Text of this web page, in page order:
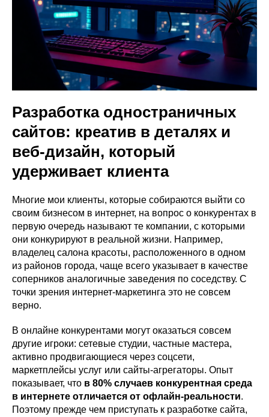
Разработка одностраничных
сайтов: креатив в деталях и
веб-дизайн, который
удерживает клиента
Многие мои клиенты, которые собираются выйти со
своим бизнесом в интернет, на вопрос о конкурентах в
первую очередь называют те компании, с которыми
они конкурируют в реальной жизни. Например,
владелец салона красоты, расположенного в одном
из районов города, чаще всего указывает в качестве
соперников аналогичные заведения по соседству. С
точки зрения интернет-маркетинга это не совсем
верно.
В онлайне конкурентами могут оказаться совсем
другие игроки: сетевые студии, частные мастера,
активно продвигающиеся через соцсети,
маркетплейсы услуг или сайты-агрегаторы. Опыт
показывает, что в 80% случаев конкурентная среда
в интернете отличается от офлайн-реальности.
Поэтому прежде чем приступать к разработке сайта,